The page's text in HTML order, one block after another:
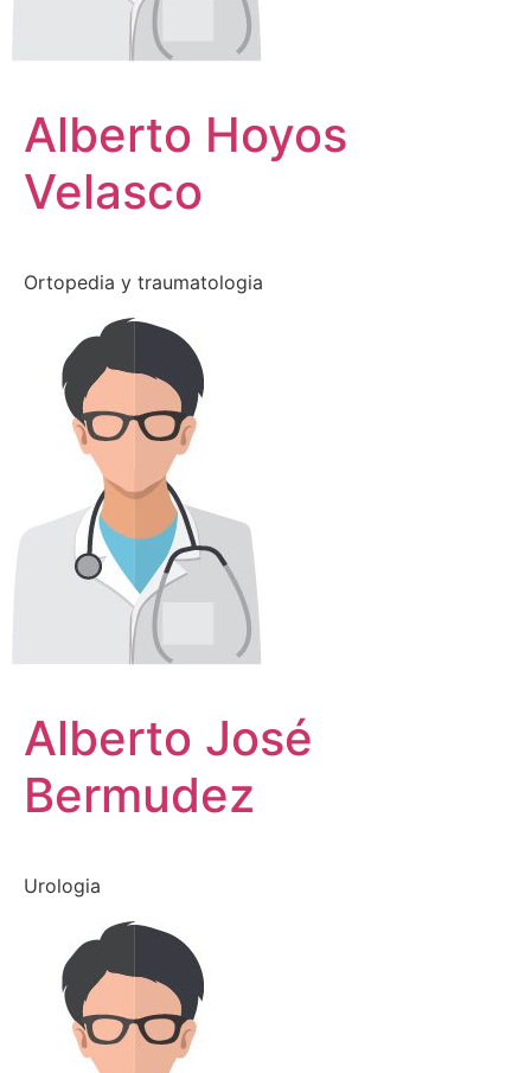
Alberto Hoyos
Velasco
Ortopedia y traumatologia
Alberto José
Bermudez
Urologia